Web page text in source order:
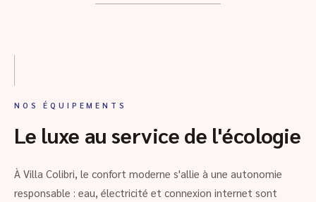
NOS ÉQUIPEMENTS
Le luxe au service de l'écologie
À Villa Colibri, le confort moderne s'allie à une autonomie
responsable : eau, électricité et connexion internet sont